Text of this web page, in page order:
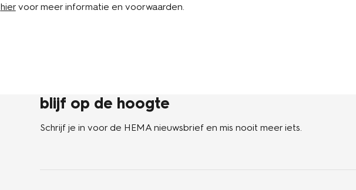
hiervoor meer informatie en voorwaarden.
blijf op de hoogte
Schrijf je in voor de HEMA nieuwsbrief en mis nooit meer iets.